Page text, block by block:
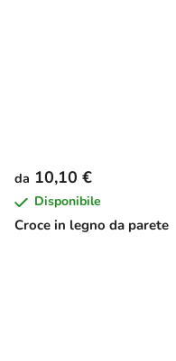
Croce in legno da parete
da 10,10 €
Disponibile